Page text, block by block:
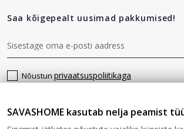
Saa kõigepealt uusimad pakkumised!
Nõustunprivaatsuspoliitikaga
SAVASHOME kasutab nelja peamist